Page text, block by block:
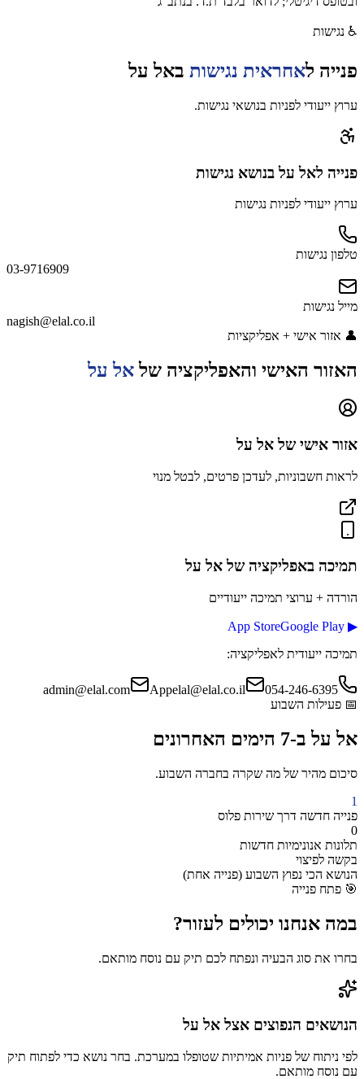
♿ נגישות
פנייה לאחראית נגישות באל על
ערוץ ייעודי לפניות בנושאי נגישות.
פנייה לאל עלבנושא נגישות
ערוץ ייעודי לפניות נגישות
טלפון נגישות
03-9716909
מייל נגישות
nagish@elal.co.il
👤 אזור אישי + אפליקציות
האזור האישי והאפליקציה של אל על
אזור אישי שלאל על
לראות חשבוניות, לעדכן פרטים, לבטל מנוי
תמיכה באפליקציה של אל על
הורדה + ערוצי תמיכה ייעודיים
▶
Google Play
App Store
תמיכה ייעודית לאפליקציה:
054-246-6395
Appelal@elal.co.il
admin@elal.com
📅 פעילות השבוע
אל עלב-7 הימים האחרונים
סיכום מהיר של מה שקרה בחברה השבוע.
1
פנייה חדשה דרך שירות פלוס
0
תלונות אנונימיות חדשות
בקשה לפיצוי
הנושא הכי נפוץ השבוע (פנייה אחת)
🎯 פתח פנייה
במה אנחנו יכולים לעזור?
בחרו את סוג הבעיה ונפתח לכם תיק עם נוסח מותאם.
הנושאים הנפוצים אצל אל על
לפי ניתוח של פניות אמיתיות שטופלו במערכת. בחר נושא כדי לפתוח תיק
עם נוסח מותאם.